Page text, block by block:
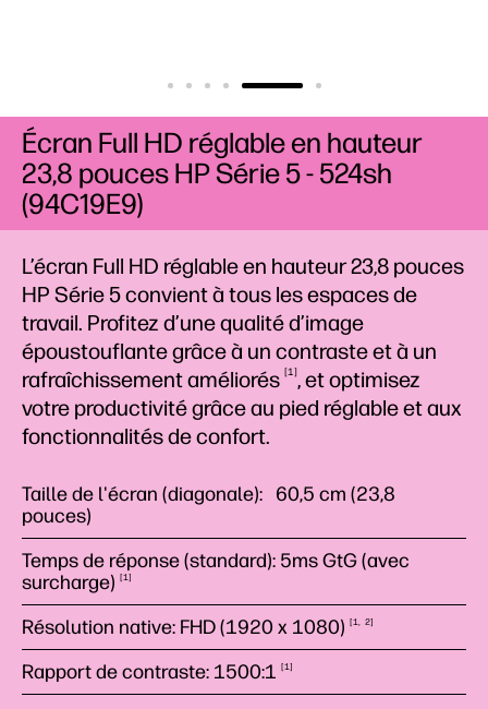
L’écran Full HD réglable en hauteur 23,8 pouces
HP Série 5 convient à tous les espaces de
travail. Profitez d’une qualité d’image
époustouflante grâce à un contraste et à un
rafraîchissementaméliorés 1 , et optimisez
votre productivité grâce au pied réglable et aux
fonctionnalités de confort.
Taille de l'écran (diagonale): 60,5 cm (23,8
pouces)
Temps de réponse (standard): 5ms GtG (avec
surcharge)
1
Résolution native: FHD (1920 x 1080) 1 2
Rapport de contraste: 1500:1 1
Écran Full HD réglable en hauteur
23,8 pouces HP Série 5 - 524sh
(94C19E9)